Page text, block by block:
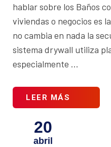
hablar sobre los Baños
viviendas o negocios es
no cambia en nada la
sistema drywall utiliza
especialmente ...
LEER MÁS
20
abril